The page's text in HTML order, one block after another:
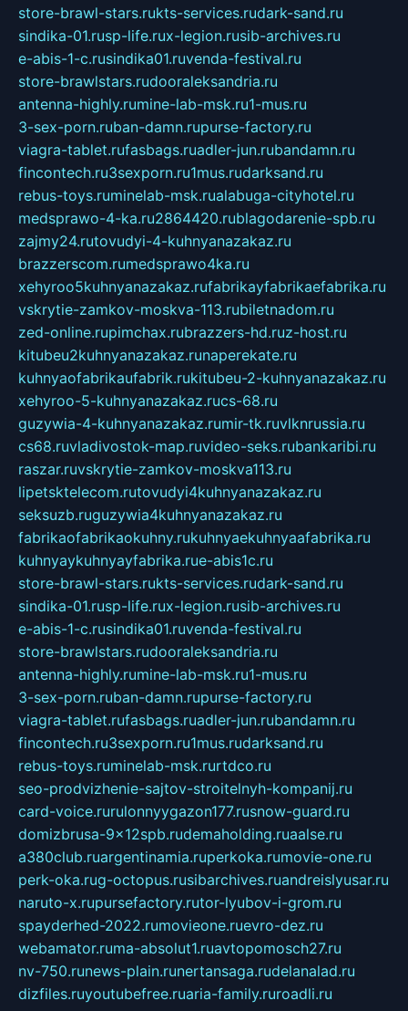
store-brawl-stars.rukts-services.rudark-sand.ru
sindika-01.rusp-life.rux-legion.rusib-archives.ru
e-abis-1-c.rusindika01.ruvenda-festival.ru
store-brawlstars.rudooraleksandria.ru
antenna-highly.rumine-lab-msk.ru1-mus.ru
3-sex-porn.ruban-damn.rupurse-factory.ru
viagra-tablet.rufasbags.ruadler-jun.rubandamn.ru
fincontech.ru3sexporn.ru1mus.rudarksand.ru
rebus-toys.ruminelab-msk.rualabuga-cityhotel.ru
medsprawo-4-ka.ru2864420.rublagodarenie-spb.ru
zajmy24.rutovudyi-4-kuhnyanazakaz.ru
brazzerscom.rumedsprawo4ka.ru
xehyroo5kuhnyanazakaz.rufabrikayfabrikaefabrika.ru
vskrytie-zamkov-moskva-113.rubiletnadom.ru
zed-online.rupimchax.rubrazzers-hd.ruz-host.ru
kitubeu2kuhnyanazakaz.runaperekate.ru
kuhnyaofabrikaufabrik.rukitubeu-2-kuhnyanazakaz.ru
xehyroo-5-kuhnyanazakaz.rucs-68.ru
guzywia-4-kuhnyanazakaz.rumir-tk.ruvlknrussia.ru
cs68.ruvladivostok-map.ruvideo-seks.rubankaribi.ru
raszar.ruvskrytie-zamkov-moskva113.ru
lipetsktelecom.rutovudyi4kuhnyanazakaz.ru
seksuzb.ruguzywia4kuhnyanazakaz.ru
fabrikaofabrikaokuhny.rukuhnyaekuhnyaafabrika.ru
kuhnyaykuhnyayfabrika.rue-abis1c.ru
store-brawl-stars.rukts-services.rudark-sand.ru
sindika-01.rusp-life.rux-legion.rusib-archives.ru
e-abis-1-c.rusindika01.ruvenda-festival.ru
store-brawlstars.rudooraleksandria.ru
antenna-highly.rumine-lab-msk.ru1-mus.ru
3-sex-porn.ruban-damn.rupurse-factory.ru
viagra-tablet.rufasbags.ruadler-jun.rubandamn.ru
fincontech.ru3sexporn.ru1mus.rudarksand.ru
rebus-toys.ruminelab-msk.rurtdco.ru
seo-prodvizhenie-sajtov-stroitelnyh-kompanij.ru
card-voice.rurulonnyygazon177.rusnow-guard.ru
domizbrusa-9x12spb.rudemaholding.ruaalse.ru
a380club.ruargentinamia.ruperkoka.rumovie-one.ru
perk-oka.rug-octopus.rusibarchives.ruandreislyusar.ru
naruto-x.rupursefactory.rutor-lyubov-i-grom.ru
spayderhed-2022.rumovieone.ruevro-dez.ru
webamator.ruma-absolut1.ruavtopomosch27.ru
nv-750.runews-plain.runertansaga.rudelanalad.ru
dizfiles.ruyoutubefree.ruaria-family.ruroadli.ru